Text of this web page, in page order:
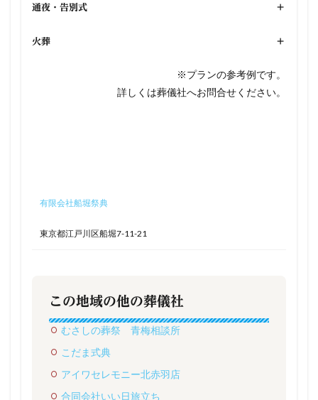
通夜・告別式 +
火葬 +
※プランの参考例です。
詳しくは葬儀社へお問合せください。
有限会社船堀祭典
東京都江戸川区船堀7-11-21
この地域の他の葬儀社
むさしの葬祭 青梅相談所
こだま式典
アイワセレモニー北赤羽店
合同会社いい日旅立ち